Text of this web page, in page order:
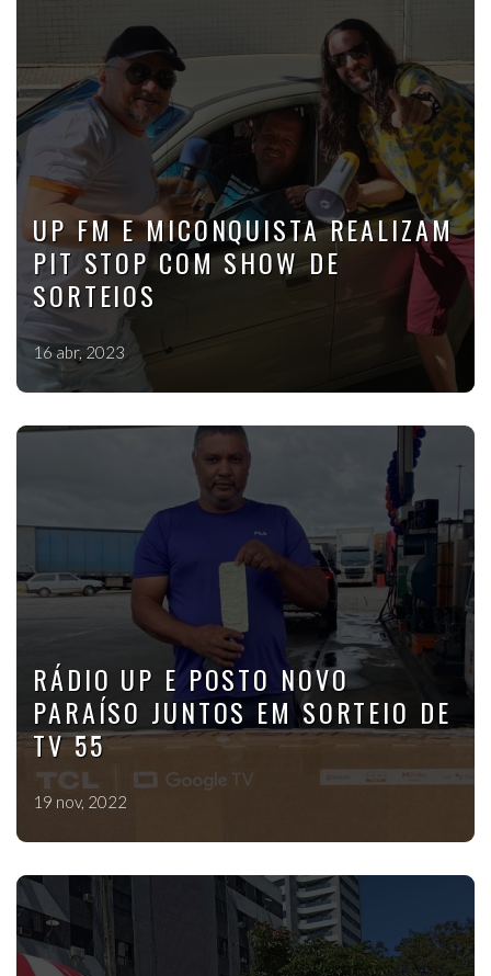
UP FM E MICONQUISTA REALIZAM
PIT STOP COM SHOW DE
SORTEIOS
16 abr, 2023
RÁDIO UP E POSTO NOVO
PARAÍSO JUNTOS EM SORTEIO DE
TV 55
19 nov, 2022